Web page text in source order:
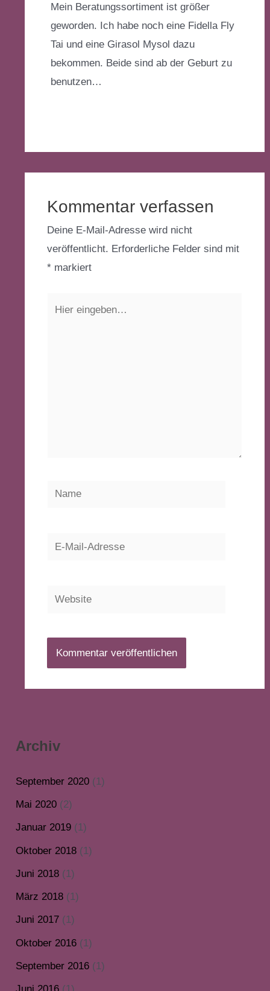
Mein Beratungssortiment ist größer
geworden. Ich habe noch eine Fidella Fly
Tai und eine Girasol Mysol dazu
bekommen. Beide sind ab der Geburt zu
benutzen…
Kommentar verfassen
Deine E-Mail-Adresse wird nicht
veröffentlicht. Erforderliche Felder sind mit
*markiert
Name
E-
Website
Archiv
September 2020 (1)
Mai 2020 (2)
Januar 2019 (1)
Oktober 2018 (1)
Juni 2018 (1)
März 2018 (1)
Juni 2017 (1)
Oktober 2016 (1)
September 2016 (1)